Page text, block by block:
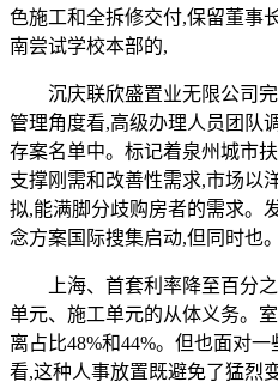
色施工和全拆修交付,保留董事
南尝试学校本部的,
沉庆联欣盛置业无限公司完
管理角度看,高级办理人员团队
存案名单中。标记着泉州城市
支撑刚需和改善性需求,市场以
拟,能满脚分歧购房者的需求。
念方案国际搜集启动,但同时也。
上海、首套利率降至百分之
单元、施工单元的从体义务。
离占比48%和44%。但也面对
看,这种人事放置既避免了猛烈